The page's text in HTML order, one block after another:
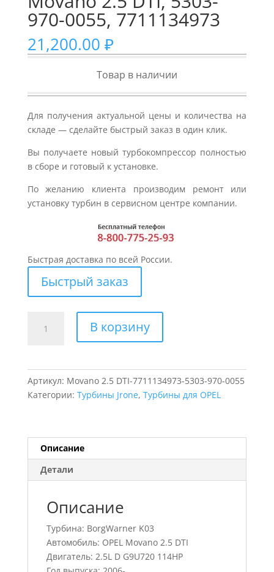
970-0055, 7711134973
21,200.00 ₽
Товар в наличии
Для получения актуальной цены и количества на
складе — сделайте быстрый заказ в один клик.
Вы получаете новый турбокомпрессор полностью
в сборе и готовый к установке.
По желанию клиента производим ремонт или
установку турбин в сервисном центре компании.
Быстрая доставка по всей России.
Быстрый заказ
товара
Movano
970-
0055,
7711134973
В корзину
Артикул: Movano 2.5 DTI-7711134973-5303-970-0055
Категории: Турбины Jrone, Турбины для OPEL
Описание
Детали
Описание
Турбина: BorgWarner K03
Автомобиль: OPEL Movano 2.5 DTI
Двигатель: 2.5L D G9U720 114HP